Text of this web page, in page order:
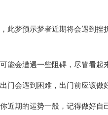
此梦预示梦者近期将会遇到
能会遭遇一些阻碍，尽管看起
门会遇到困难，出门前应该做
近期的运势一般，记得做好